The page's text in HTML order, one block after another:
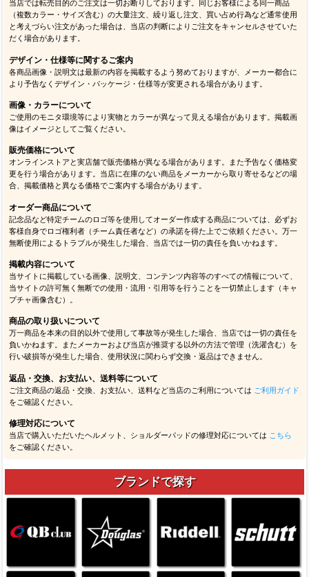
当店では転売目的のご注文は一切お断りしております。同じお客様による同一商品
（複数カラー・サイズ含む）の大量注文、繰り返し注文、買い占め行為など通常使用
と考えづらい注文があった場合は、当店の判断によりご注文をキャンセルさせていた
だく場合があります。
デザイン・仕様等に関するご案内
各商品画像・説明文は最新の内容を掲載するよう努めておりますが、メーカー都合に
より予告なくデザイン・パッケージ・仕様等が変更される場合があります。
画像・カラーについて
ご使用のモニタ環境等により実物とカラーが異なって見える場合があります。掲載画
像はイメージとしてご覧ください。
販売価格について
オンラインストアと実店舗で販売価格が異なる場合があります。また予告なく価格変
更を行う場合があります。当店に在庫のない商品をメーカーから取り寄せるなどの場
合、掲載価格と異なる価格でご案内する場合があります。
オーダー商品について
記念品など特定チームのロゴ等を使用してオーダー作成する商品については、必ずお
客様自身でロゴ権利者（チーム責任者など）の承諾を得た上でご依頼ください。万一
無断使用によるトラブルが発生した場合、当店では一切の責任を負いかねます。
掲載内容について
当サイトに掲載している画像、説明文、コンテンツ内容等のすべての情報について、
当サイトの許可無く無断での使用・流用・引用等を行うことを一切禁止します（キャ
プチャ画像含む）。
商品の取り扱いについて
万一商品を本来の目的以外で使用して事故等が発生した場合、当店では一切の責任を
負いかねます。またメーカーおよび当店が推奨する以外の方法で管理（洗濯含む）を
行い破損等が発生した場合、使用状況に関わらず交換・返品はできません。
返品・交換、お支払い、送料等について
ご注文商品の返品・交換、お支払い、送料など当店のご利用については ご利用ガイド
をご確認ください。
修理対応について
当店で購入いただいたヘルメット、ショルダーパッドの修理対応については こちら
をご確認ください。
ブランドで探す